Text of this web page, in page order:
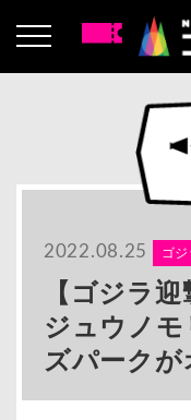
2022.08.25 ゴ
【ゴジラ
ジュウノ
ズパークが